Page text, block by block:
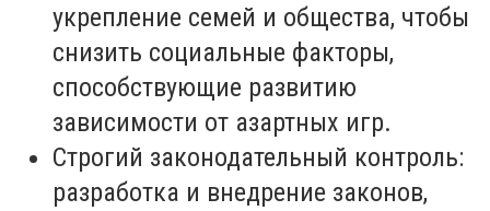
укрепление семей и общества, чтобы
снизить социальные факторы,
способствующие развитию
зависимости от азартных игр.
Строгий законодательный контроль:
разработка и внедрение законов,